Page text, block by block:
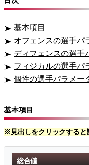
基本項目
オフェンスの選手パ
ディフェンスの選手
フィジカルの選手パ
個性の選手パラメー
基本項目
※見出しをクリックすると
総合値